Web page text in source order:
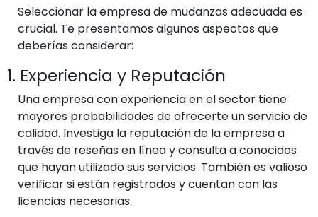
Seleccionar la empresa de mudanzas adecuada es
crucial. Te presentamos algunos aspectos que
deberías considerar:
1. Experiencia y Reputación
Una empresa con experiencia en el sector tiene
mayores probabilidades de ofrecerte un servicio de
calidad. Investiga la reputación de la empresa a
través de reseñas en línea y consulta a conocidos
que hayan utilizado sus servicios. También es valioso
verificar si están registrados y cuentan con las
licencias necesarias.